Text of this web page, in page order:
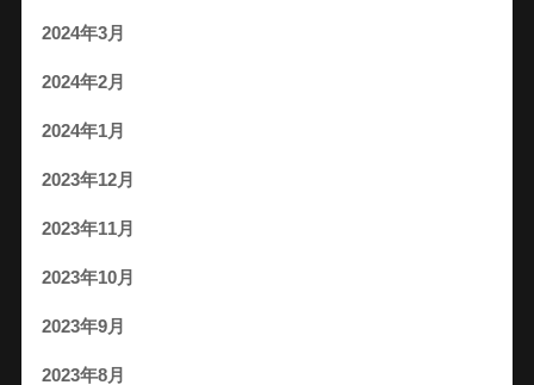
2024年3月
2024年2月
2024年1月
2023年12月
2023年11月
2023年10月
2023年9月
2023年8月